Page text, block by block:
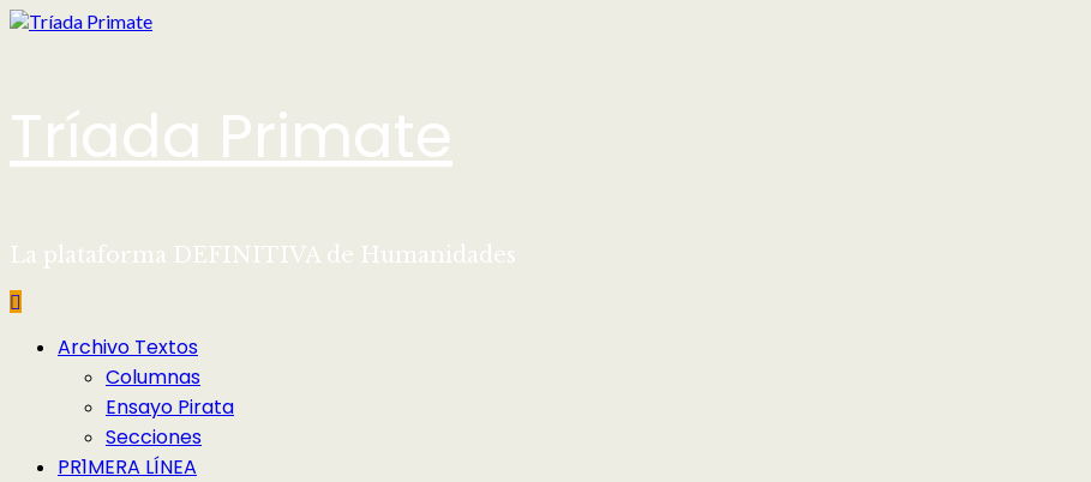
Saltar
Tríada Primate
La plataforma DEFINITIVA de Humanidades
Menú Archivo Textos
Columnas
Ensayo Pirata
Secciones
PR1MERA LÍNEA